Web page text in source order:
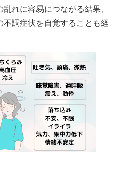
れに容易につながる結果、
調症状を自覚することも経